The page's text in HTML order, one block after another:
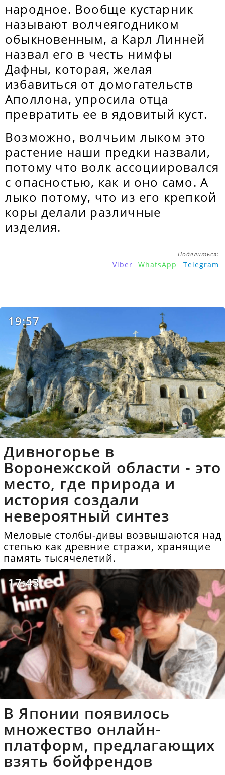
народное. Вообще кустарник
называют волчеягодником
обыкновенным, а Карл Линней
назвал его в честь нимфы
Дафны, которая, желая
избавиться от домогательств
Аполлона, упросила отца
превратить ее в ядовитый куст.
Возможно, волчьим лыком это
растение наши предки назвали,
потому что волк ассоциировался
с опасностью, как и оно само. А
лыко потому, что из его крепкой
коры делали различные
изделия.
Поделиться:
Viber WhatsApp Telegram
19:57
Дивногорье в
Воронежской области - это
место, где природа и
история создали
невероятный синтез
Меловые столбы-дивы возвышаются над
степью как древние стражи, хранящие
память тысячелетий.
17:43
В Японии появилось
множество онлайн-
платформ, предлагающих
взять бойфрендов